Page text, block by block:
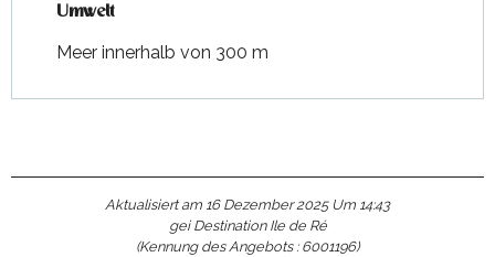
Umwelt
Umwelt
Meer innerhalb von 300 m
Aktualisiert am 16 Dezember 2025 Um 14:43
gei Destination Ile de Ré
(Kennung des Angebots : 6001196)